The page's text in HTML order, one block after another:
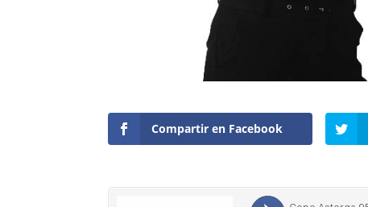
Compartir en Facebook